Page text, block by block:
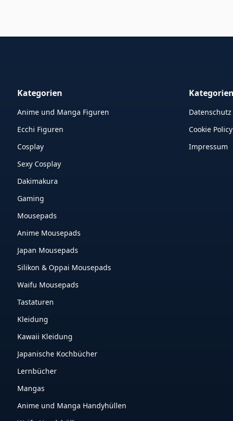
Kategorien
Anime und Manga Figuren
Ecchi Figuren
Cosplay
Sexy Cosplay
Dakimakura
Gaming
Mousepads
Anime Mousepads
Japan Mousepads
Silikon & Oppai Mousepads
Waifu Mousepads
Tastaturen
Kleidung
Kawaii Kleidung
Japanische Kochbücher
Lernbücher
Mangas
Anime und Manga Handyhüllen
Datenschutz
Cookie
Impressum